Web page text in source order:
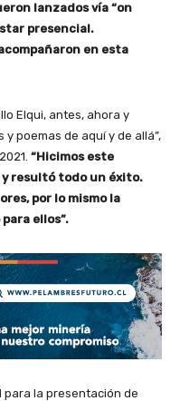
lanzados vía “on
presencial.
en esta
Elqui, antes, ahora y
y poemas de aquí y de allá”,
“Hicimos este
resultó todo un éxito.
por lo mismo la
ellos”.
para la presentación de